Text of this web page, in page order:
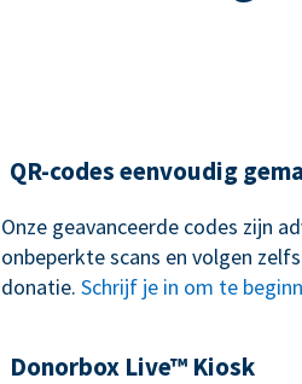
QR-codes eenvoudig
Onze geavanceerde codes zijn
onbeperkte scans en volgen
donatie. Schrijf je in om te
Donorbox Live™ Kiosk